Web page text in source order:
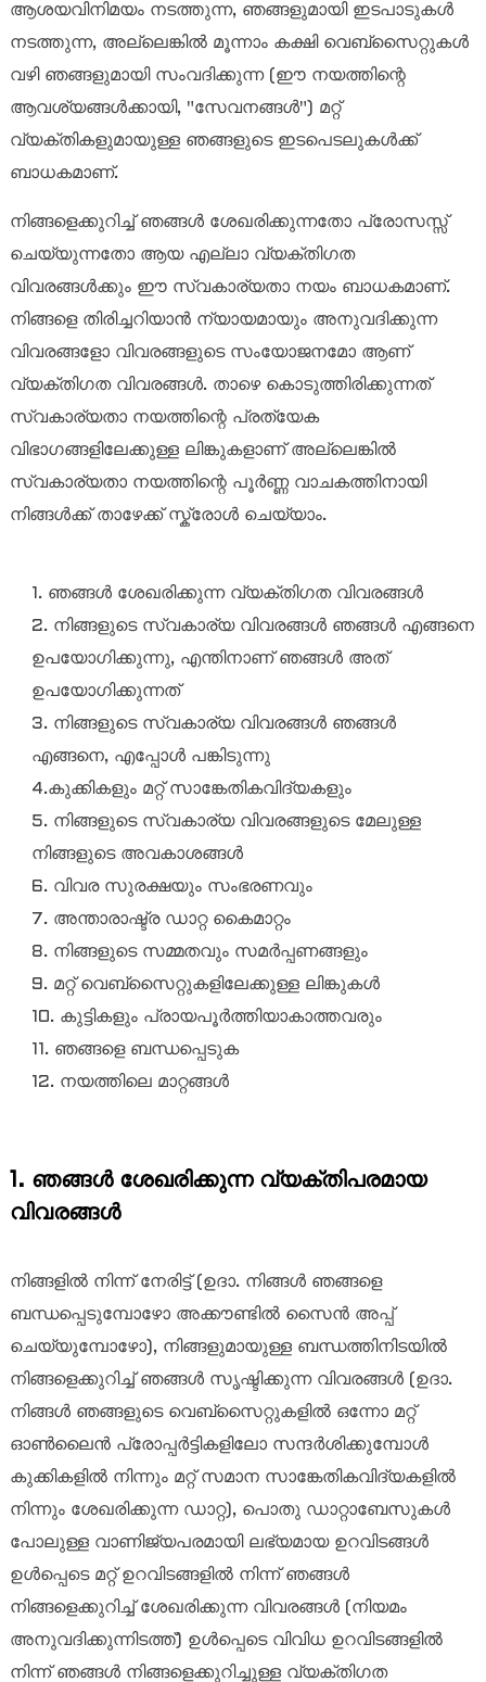
ആശയവിനിമയം നടത്തുന്ന, ഞങ്ങളുമായി ഇടപാടുകൾ
നടത്തുന്ന, അല്ലെങ്കിൽ മൂന്നാം കക്ഷി വെബ്‌സൈറ്റുകൾ
വഴി ഞങ്ങളുമായി സംവദിക്കുന്ന (ഈ നയത്തിന്റെ
ആവശ്യങ്ങൾക്കായി, "സേവനങ്ങൾ") മറ്റ്
വ്യക്തികളുമായുള്ള ഞങ്ങളുടെ ഇടപെടലുകൾക്ക്
ബാധകമാണ്.
നിങ്ങളെക്കുറിച്ച് ഞങ്ങൾ ശേഖരിക്കുന്നതോ പ്രോസസ്സ്
ചെയ്യുന്നതോ ആയ എല്ലാ വ്യക്തിഗത
വിവരങ്ങൾക്കും ഈ സ്വകാര്യതാ നയം ബാധകമാണ്.
നിങ്ങളെ തിരിച്ചറിയാൻ ന്യായമായും അനുവദിക്കുന്ന
വിവരങ്ങളോ വിവരങ്ങളുടെ സംയോജനമോ ആണ്
വ്യക്തിഗത വിവരങ്ങൾ. താഴെ കൊടുത്തിരിക്കുന്നത്
സ്വകാര്യതാ നയത്തിന്റെ പ്രത്യേക
വിഭാഗങ്ങളിലേക്കുള്ള ലിങ്കുകളാണ് അല്ലെങ്കിൽ
സ്വകാര്യതാ നയത്തിന്റെ പൂർണ്ണ വാചകത്തിനായി
നിങ്ങൾക്ക് താഴേക്ക് സ്ക്രോൾ ചെയ്യാം.
1. ഞങ്ങൾ ശേഖരിക്കുന്ന വ്യക്തിഗത വിവരങ്ങൾ
2. നിങ്ങളുടെ സ്വകാര്യ വിവരങ്ങൾ ഞങ്ങൾ എങ്ങനെ
ഉപയോഗിക്കുന്നു, എന്തിനാണ് ഞങ്ങൾ അത്
ഉപയോഗിക്കുന്നത്
3. നിങ്ങളുടെ സ്വകാര്യ വിവരങ്ങൾ ഞങ്ങൾ
എങ്ങനെ, എപ്പോൾ പങ്കിടുന്നു
4.കുക്കികളും മറ്റ് സാങ്കേതികവിദ്യകളും
5. നിങ്ങളുടെ സ്വകാര്യ വിവരങ്ങളുടെ മേലുള്ള
നിങ്ങളുടെ അവകാശങ്ങൾ
6. വിവര സുരക്ഷയും സംഭരണവും
7. അന്താരാഷ്ട്ര ഡാറ്റ കൈമാറ്റം
8. നിങ്ങളുടെ സമ്മതവും സമർപ്പണങ്ങളും
9. മറ്റ് വെബ്‌സൈറ്റുകളിലേക്കുള്ള ലിങ്കുകൾ
10. കുട്ടികളും പ്രായപൂർത്തിയാകാത്തവരും
11. ഞങ്ങളെ ബന്ധപ്പെടുക
12. നയത്തിലെ മാറ്റങ്ങൾ
1. ഞങ്ങൾ ശേഖരിക്കുന്ന വ്യക്തിപരമായ
വിവരങ്ങൾ
നിങ്ങളിൽ നിന്ന് നേരിട്ട് (ഉദാ. നിങ്ങൾ ഞങ്ങളെ
ബന്ധപ്പെടുമ്പോഴോ അക്കൗണ്ടിൽ സൈൻ അപ്പ്
ചെയ്യുമ്പോഴോ), നിങ്ങളുമായുള്ള ബന്ധത്തിനിടയിൽ
നിങ്ങളെക്കുറിച്ച് ഞങ്ങൾ സൃഷ്ടിക്കുന്ന വിവരങ്ങൾ (ഉദാ.
നിങ്ങൾ ഞങ്ങളുടെ വെബ്‌സൈറ്റുകളിൽ ഒന്നോ മറ്റ്
ഓൺലൈൻ പ്രോപ്പർട്ടികളിലോ സന്ദർശിക്കുമ്പോൾ
കുക്കികളിൽ നിന്നും മറ്റ് സമാന സാങ്കേതികവിദ്യകളിൽ
നിന്നും ശേഖരിക്കുന്ന ഡാറ്റ), പൊതു ഡാറ്റാബേസുകൾ
പോലുള്ള വാണിജ്യപരമായി ലഭ്യമായ ഉറവിടങ്ങൾ
ഉൾപ്പെടെ മറ്റ് ഉറവിടങ്ങളിൽ നിന്ന് ഞങ്ങൾ
നിങ്ങളെക്കുറിച്ച് ശേഖരിക്കുന്ന വിവരങ്ങൾ (നിയമം
അനുവദിക്കുന്നിടത്ത്) ഉൾപ്പെടെ വിവിധ ഉറവിടങ്ങളിൽ
നിന്ന് ഞങ്ങൾ നിങ്ങളെക്കുറിച്ചുള്ള വ്യക്തിഗത